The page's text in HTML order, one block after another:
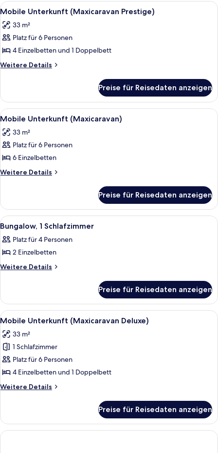
Alle
Fotos
für
Mobile
Unterkunft
(Maxicaravan
Ein Hotelzimmer mit Bett, Fenster
12
Mobile Unterkunft (Maxicaravan Prestige)
33 m²
Platz für 6 Personen
4 Einzelbetten und 1 Doppelbett
Weitere Details
Weitere
Unterkunft
(Maxicaravan
Prestige)
Preise für Reisedaten anzeigen
Alle
Fotos
für
Mobile
Unterkunft
(Maxicaravan)
Eine kompakte Küche mit
6
Mobile Unterkunft (Maxicaravan)
33 m²
Platz für 6 Personen
6 Einzelbetten
Weitere Details
Weitere
Unterkunft
(Maxicaravan)
Preise für Reisedaten anzeigen
Alle
Fotos
für
Bungalow,
1
Ein zweistöckiges Gebäude mit
3
Bungalow, 1 Schlafzimmer
Platz für 4 Personen
2 Einzelbetten
Weitere Details
Weitere
1
Schlafzimmer
Preise für Reisedaten anzeigen
Alle
Fotos
für
Mobile
Unterkunft
(Maxicaravan
Deluxe)
anzeigen
Ein kleines Hotelzimmer mit zwei
7
Mobile Unterkunft (Maxicaravan Deluxe)
33 m²
1 Schlafzimmer
Platz für 6 Personen
4 Einzelbetten und 1 Doppelbett
Weitere Details
Weitere
Unterkunft
(Maxicaravan
Deluxe)
Preise für Reisedaten anzeigen